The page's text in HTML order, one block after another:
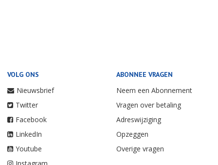
VOLG ONS
Nieuwsbrief
Twitter
Facebook
LinkedIn
Youtube
ABONNEE VRAGEN
Neem een Abonnement
Vragen over betaling
Adreswijziging
Opzeggen
Overige vragen